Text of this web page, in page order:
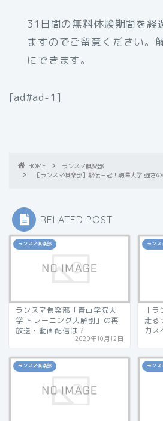
31日間の無料体験期間を経
ますのでご留意ください。
にできます。
[ad#ad-1]
HOME
ランスマ倶楽部
［ランスマ倶楽部］駅伝三冠！駒澤大学 強さ
RELATED POST
ランスマ倶楽部
ランスマ倶楽部「青山学院大
学 トレーニング大解剖」の再
放送・動画配信は？
2020年10月12日
ランス
［
走る
力ス
ランスマ倶楽部 ランス